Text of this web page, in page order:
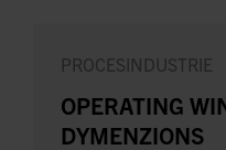
PROCESINDUSTRIE
OPERATING
DYMENZIONS